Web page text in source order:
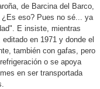
de Barcina del Barco,
¿Es eso? Pues no sé... ya
E insiste, mientras
en 1971 y donde el
también con gafas, pero
o se apoya
en ser transportada